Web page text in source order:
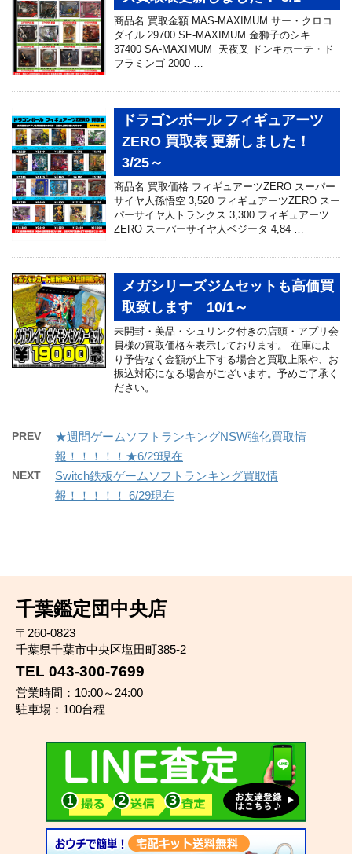
商品名 買取金額 MAS-MAXIMUM サー・クロコ
ダイル 29700 SE-MAXIMUM 金獅子のシキ
37400 SA-MAXIMUM 天夜叉 ドンキホーテ・ド
フラミンゴ 2000 …
ドラゴンボール フィギュアーツ
ZERO 買取表 更新しました！
3/25～
商品名 買取価格 フィギュアーツZERO スーパー
サイヤ人孫悟空 3,520 フィギュアーツZERO スー
パーサイヤ人トランクス 3,300 フィギュアーツ
ZERO スーパーサイヤ人ベジータ 4,84 …
メガシリーズジムセットも高価買
取致します 10/1～
未開封・美品・シュリンク付きの店頭・アプリ会
員様の買取価格を表示しております。 在庫によ
り予告なく金額が上下する場合と買取上限や、お
振込対応になる場合がございます。予めご了承く
ださい。
PREV
★週間ゲームソフトランキングNSW強化買取情
報！！！！！★6/29現在
NEXT
Switch鉄板ゲームソフトランキング買取情
報！！！！！ 6/29現在
千葉鑑定団中央店
〒260-0823
千葉県千葉市中央区塩田町385-2
TEL 043-300-7699
営業時間：10:00～24:00
駐車場：100台程